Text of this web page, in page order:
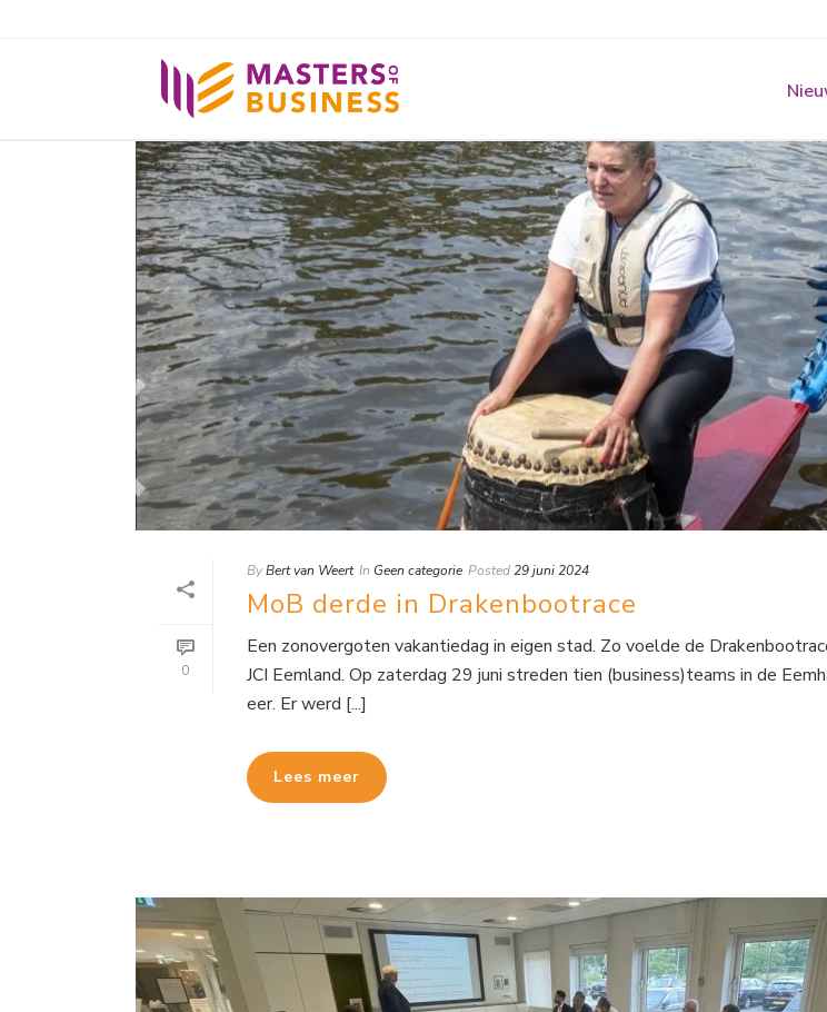
0
ByBert van Weert In Geen categorie Posted29 juni 2024
MoB derde in Drakenbootrace
Een zonovergoten vakantiedag in eigen stad. Zo voelde de
JCI Eemland. Op zaterdag 29 juni streden tien (business)teams in de
eer. Er werd [...]
Lees meer